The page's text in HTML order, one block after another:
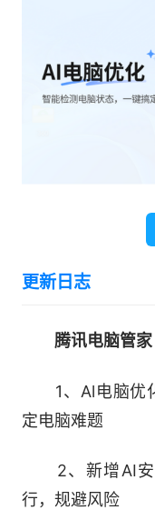
同时，腾讯电
加速、修复漏洞
助电脑管理功能
1、一键拦截广
自主设置软件
2、全面阻止静
一键开启安装
更新日志
腾讯电脑管家
1、Al电脑优化
定电脑难题
2、新增AI安
行，规避风险